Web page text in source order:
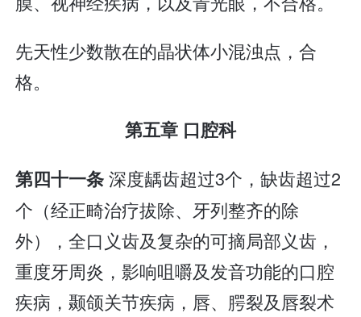
先天性少数散在的晶状体小混浊点，合
格。
第五章 口腔科
第四十一条深度龋齿超过3个，缺齿超过2
个（经正畸治疗拔除、牙列整齐的除
外），全口义齿及复杂的可摘局部义齿，
重度牙周炎，影响咀嚼及发音功能的口腔
疾病，颞颌关节疾病，唇、腭裂及唇裂术